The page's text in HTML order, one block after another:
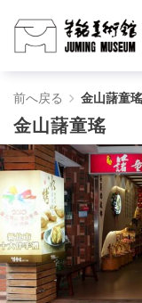
金
山
藷
童
瑤
-
前へ戻る 金山藷童瑤
金山藷童瑤